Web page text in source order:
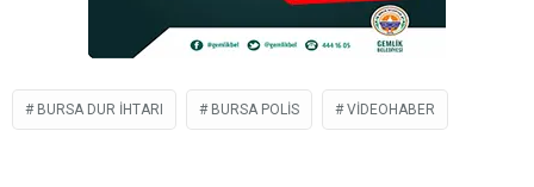
BURSA DUR IHTARI BURSA POLIS VIDEOHABER